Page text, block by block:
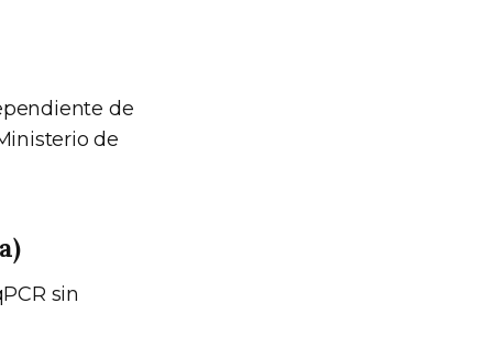
de
de
sin